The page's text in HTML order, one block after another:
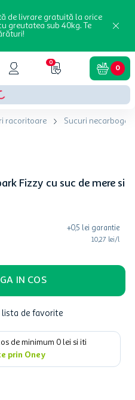
de livrare gratuită la orice
greutatea sub 40kg. Te
0
0
racoritoare Sucuri
Fizzy cu suc de mere si
+0,5 lei garantie
10,27 lei/l
IN COS
lista de favorite
de minimum 0 lei si iti
prin Oney